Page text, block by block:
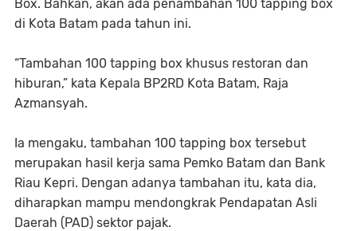
Box. Bahkan, akan ada penambahan 100 tapping box
di Kota Batam pada tahun ini.
“Tambahan 100 tapping box khusus restoran dan
hiburan,” kata Kepala BP2RD Kota Batam, Raja
Azmansyah.
Ia mengaku, tambahan 100 tapping box tersebut
merupakan hasil kerja sama Pemko Batam dan Bank
Riau Kepri. Dengan adanya tambahan itu, kata dia,
diharapkan mampu mendongkrak Pendapatan Asli
Daerah (PAD) sektor pajak.